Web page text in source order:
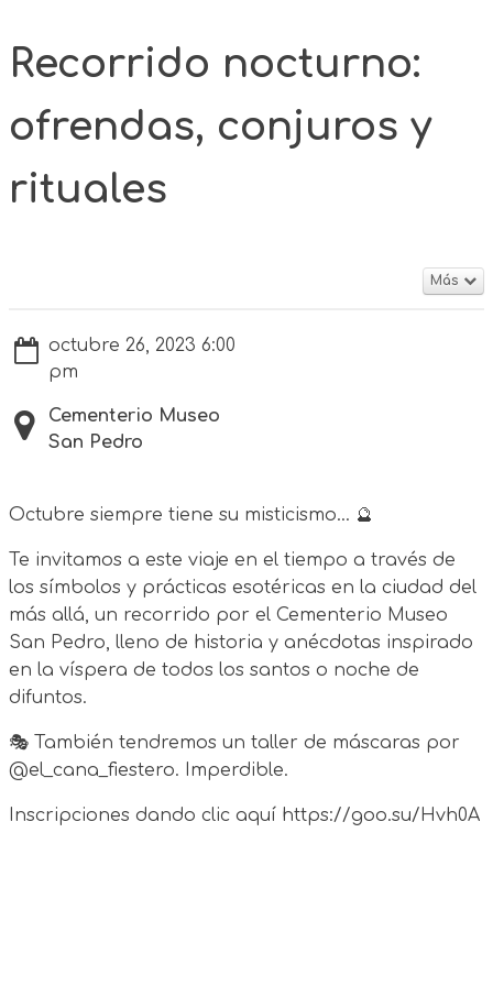
Recorrido nocturno:
ofrendas, conjuros y
rituales
Más
octubre 26, 2023 6:00
pm
Cementerio Museo
San Pedro
Octubre siempre tiene su misticismo… 🔮
Te invitamos a este viaje en el tiempo a través de
los símbolos y prácticas esotéricas en la ciudad del
más allá, un recorrido por el Cementerio Museo
San Pedro, lleno de historia y anécdotas inspirado
en la víspera de todos los santos o noche de
difuntos.
🎭 También tendremos un taller de máscaras por
@el_cana_fiestero. Imperdible.
Inscripciones dando clic aquí https://goo.su/Hvh0A